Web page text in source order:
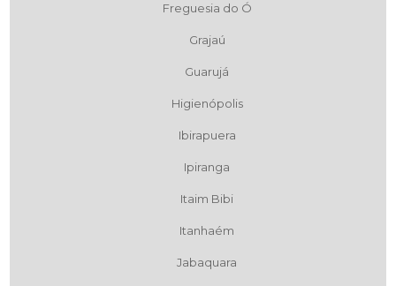
Freguesia do Ó
Grajaú
Guarujá
Higienópolis
Ibirapuera
Ipiranga
Itaim Bibi
Itanhaém
Jabaquara